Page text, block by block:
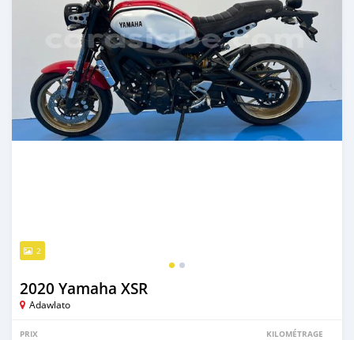
2
2020 Yamaha XSR
Adawlato
PRIX KILOMÉTRAGE